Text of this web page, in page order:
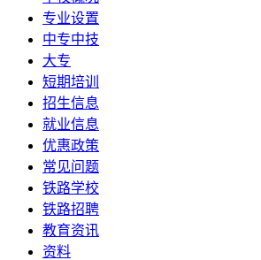
专业设置
中专中技
大专
短期培训
招生信息
就业信息
优惠政策
常见问题
铁路学校
铁路招聘
教育资讯
资料